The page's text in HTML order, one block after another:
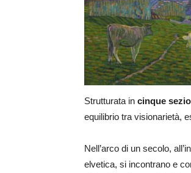
Strutturata in cinque
equilibrio tra visionarietà,
Nell’arco di un secolo,
elvetica, si incontrano e